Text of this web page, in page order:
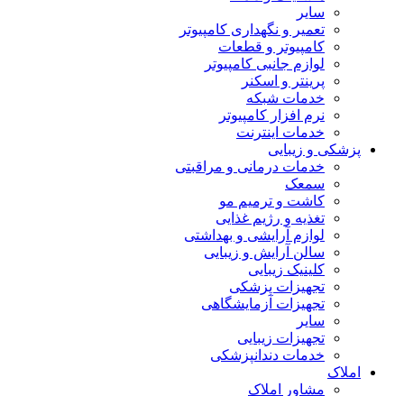
سایر
تعمیر و نگهداری کامپیوتر
کامپیوتر و قطعات
لوازم جانبی کامپیوتر
پرینتر و اسکنر
خدمات شبکه
نرم افزار کامپیوتر
خدمات اینترنت
پزشکی و زیبایی
خدمات درمانی و مراقبتی
سمعک
کاشت و ترمیم مو
تغذیه و رژیم غذایی
لوازم آرایشی و بهداشتی
سالن آرایش و زیبایی
کلینیک زیبایی
تجهیزات پزشکی
تجهیزات آزمایشگاهی
سایر
تجهیزات زیبایی
خدمات دندانپزشکی
املاک
مشاور املاک